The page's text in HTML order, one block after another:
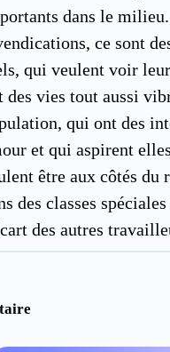
dans le
ce sont
qui veulent voir
des vies tout aussi
qui ont des
et qui aspirent
être aux côtés du
des classes
des autres